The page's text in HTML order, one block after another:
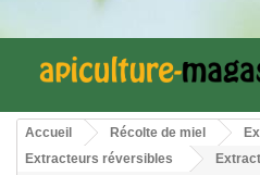
Accueil Récolte de miel
Extracteurs réversibles